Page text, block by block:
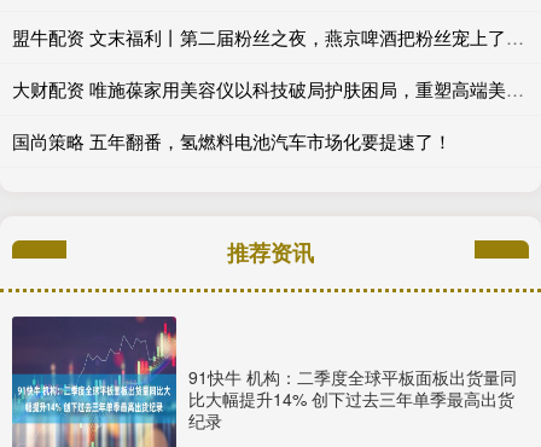
盟牛配资 文末福利丨第二届粉丝之夜，燕京啤酒把粉丝宠上了天_活动_啤酒节_全场
大财配资 唯施葆家用美容仪以科技破局护肤困局，重塑高端美肤新模式_Wishpro_胶囊_肌肤
国尚策略 五年翻番，氢燃料电池汽车市场化要提速了！
推荐资讯
91快牛 机构：二季度全球平板面板出货量同
比大幅提升14% 创下过去三年单季最高出货
纪录